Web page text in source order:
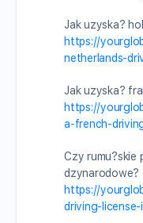
Jak uzyska?
https://
netherlands-
Jak uzyska?
https://
a-french-
Czy rumu?skie
dzynarodowe?
https://
driving-